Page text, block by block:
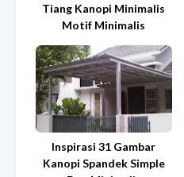
Tiang Kanopi Minimalis
Motif Minimalis
Inspirasi 31 Gambar
Kanopi Spandek Simple